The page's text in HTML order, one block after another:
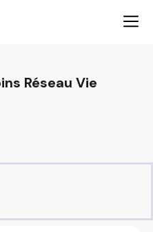
Réseau Vie